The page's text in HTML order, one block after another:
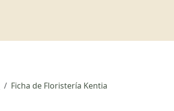
Ficha de Floristería Kentia